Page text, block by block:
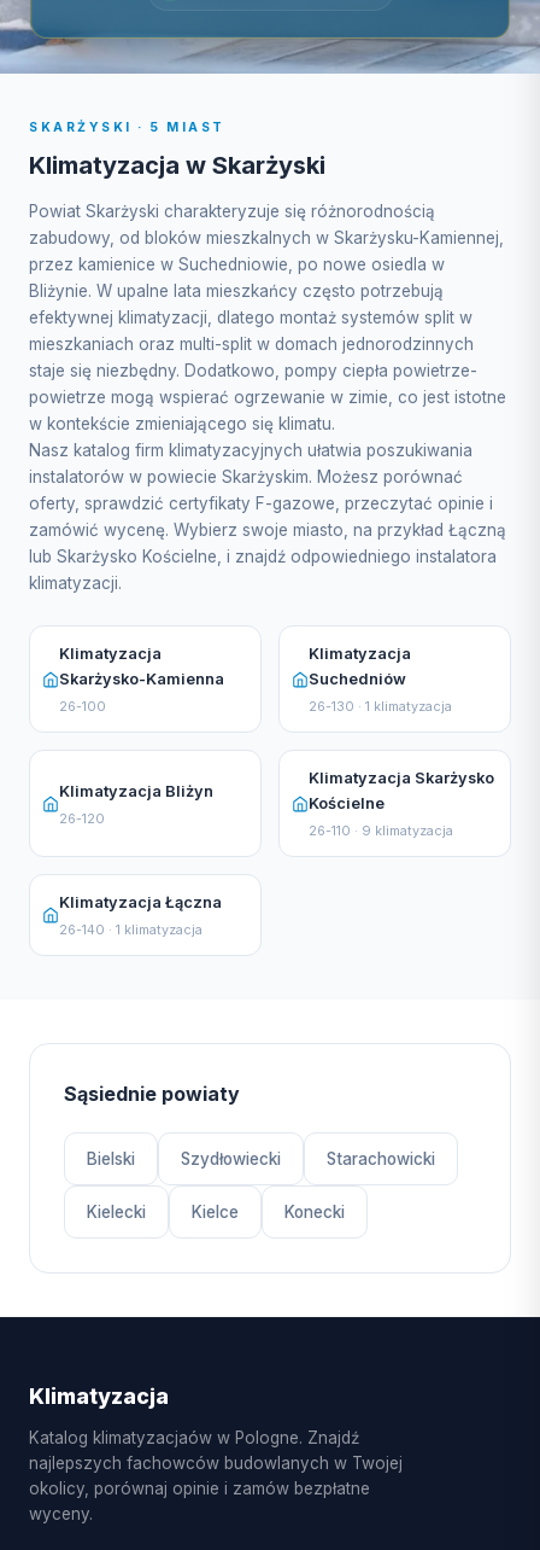
SKARŻYSKI · 5 MIAST
Klimatyzacja w Skarżyski
Powiat Skarżyski charakteryzuje się różnorodnością
zabudowy, od bloków mieszkalnych w Skarżysku-Kamiennej,
przez kamienice w Suchedniowie, po nowe osiedla w
Bliżynie. W upalne lata mieszkańcy często potrzebują
efektywnej klimatyzacji, dlatego montaż systemów split w
mieszkaniach oraz multi-split w domach jednorodzinnych
staje się niezbędny. Dodatkowo, pompy ciepła powietrze-
powietrze mogą wspierać ogrzewanie w zimie, co jest istotne
w kontekście zmieniającego się klimatu.
Nasz katalog firm klimatyzacyjnych ułatwia poszukiwania
instalatorów w powiecie Skarżyskim. Możesz porównać
oferty, sprawdzić certyfikaty F-gazowe, przeczytać opinie i
zamówić wycenę. Wybierz swoje miasto, na przykład Łączną
lub Skarżysko Kościelne, i znajdź odpowiedniego instalatora
klimatyzacji.
Klimatyzacja
Skarżysko-Kamienna
26-100
Klimatyzacja
Suchedniów
26-130 · 1 klimatyzacja
Klimatyzacja Bliżyn
26-120
Klimatyzacja Skarżysko
Kościelne
26-110 · 9 klimatyzacja
Klimatyzacja Łączna
26-140 · 1 klimatyzacja
Sąsiednie powiaty
Bielski Szydłowiecki Starachowicki
Kielecki Kielce Konecki
Klimatyzacja
Katalog klimatyzacjaów w Pologne. Znajdź
najlepszych fachowców budowlanych w Twojej
okolicy, porównaj opinie i zamów bezpłatne
wyceny.